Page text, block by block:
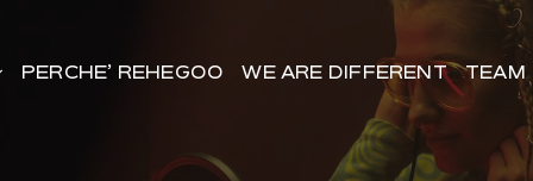
PERCHE’ REHEGOO WE ARE DIFFERENT TEAM
PERCHE’ REHEGOO WE ARE DIFFERENT TEAM